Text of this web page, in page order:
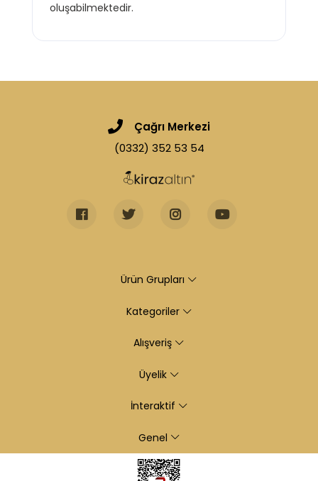
oluşabilmektedir.
Çağrı Merkezi
(0332) 352 53 54
Ürün Grupları
Kategoriler
Alışveriş
Üyelik
İnteraktif
Genel